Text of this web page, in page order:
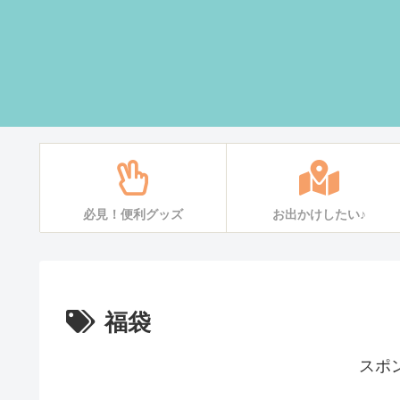
必見！便利グッズ お出かけしたい♪
福袋
スポ